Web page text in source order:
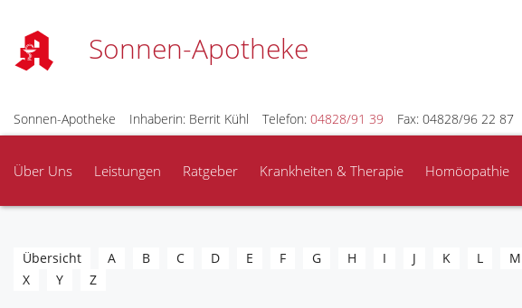
Sonnen-Apotheke
Sonnen-Apotheke Inhaberin: Berrit Kühl Telefon: 04828/91 39 Fax: 04828/96 22 87
Über Uns Leistungen Ratgeber Krankheiten & Therapie Homöopathie
Übersicht A B C D E F G H I J K L M
X
Y Z